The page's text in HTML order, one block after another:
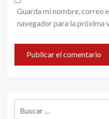
Guarda mi nombre, correo
navegador para la próxima